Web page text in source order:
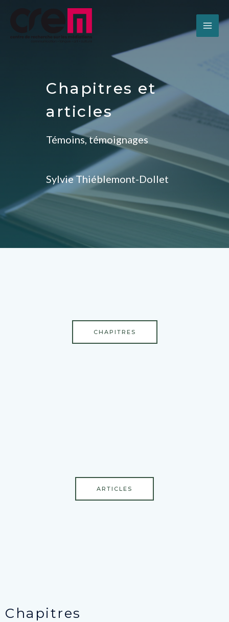
Chapitres et
articles
Témoins, témoignages
Sylvie Thiéblemont-Dollet
CHAPITRES
ARTICLES
Chapitres